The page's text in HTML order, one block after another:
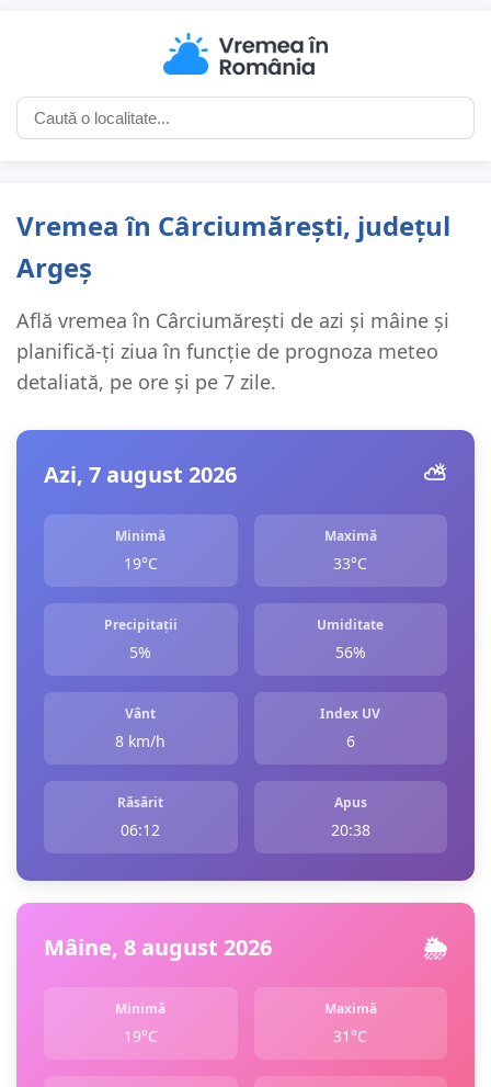
Vremea în Cârciumărești, județul
Argeș
Află vremea în Cârciumărești de azi și mâine și
planifică-ți ziua în funcție de prognoza meteo
detaliată, pe ore și pe 7 zile.
Azi, 7 august 2026 ⛅️
Minimă
19°C
Maximă
33°C
Precipitații
5%
Umiditate
56%
Vânt
8 km/h
Index UV
6
Răsărit
06:12
Apus
20:38
Mâine, 8 august 2026 🌦️
Minimă
19°C
Maximă
31°C